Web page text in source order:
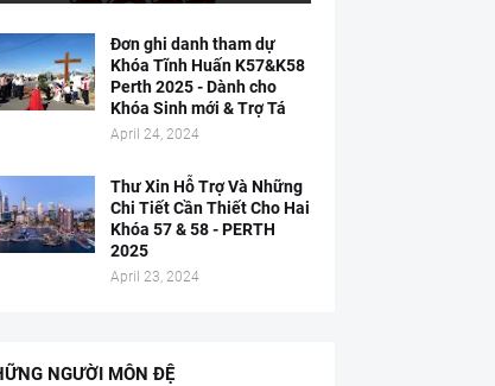
Đơn ghi danh tham dự
Khóa Tĩnh Huấn K57&K58
Perth 2025 - Dành cho
Khóa Sinh mới & Trợ Tá
April 24, 2024
Thư Xin Hỗ Trợ Và Những
Chi Tiết Cần Thiết Cho Hai
Khóa 57 & 58 - PERTH
2025
April 23, 2024
NGƯỜI MÔN ĐỆ